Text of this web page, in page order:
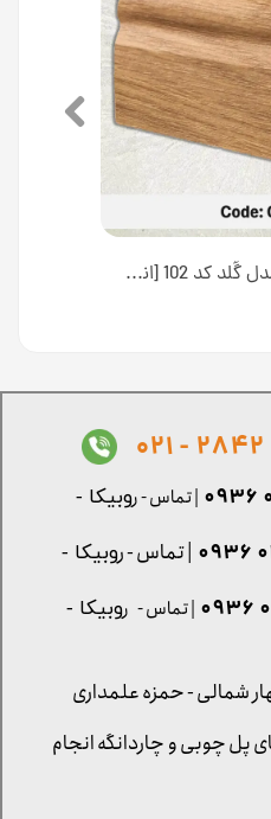
قرنیز ام دی اف MDF مدل گُلد کد 102 [انبار تهران]
| تماس - روبیکا -
شمالی - حمزه علمداری
| تماس - روبیکا -
| تماس - روبیکا -
پل چوبی و چاردانگه انجام